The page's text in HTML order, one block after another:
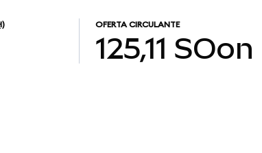
OFERTA CIRCULANTE
125,11 SOon